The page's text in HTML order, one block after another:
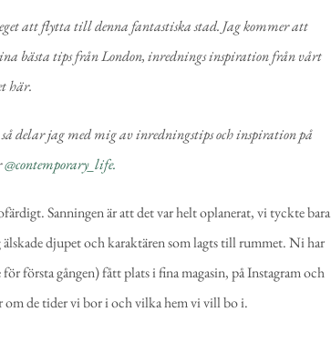
att flytta till denna fantastiska stad. Jag kommer att
bästa tips från London, inrednings inspiration från vårt
här.
delar jag med mig av inredningstips och inspiration på
@contemporary_life.
Sanningen är att det var helt oplanerat, vi tyckte bara
djupet och karaktären som lagts till rummet. Ni har
första gången) fått plats i fina magasin, på Instagram och
om de tider vi bor i och vilka hem vi vill bo i.